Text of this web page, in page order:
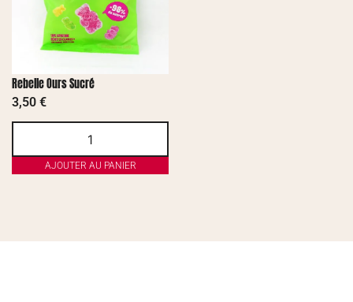
Rebelle Ours Sucré
3,50 €
AJOUTER AU PANIER